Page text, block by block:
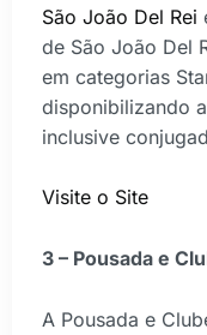
São João Del Rei
de São João Del
em categorias
disponibilizando
inclusive
Visite o Site
3 – Pousada e
A Pousada e